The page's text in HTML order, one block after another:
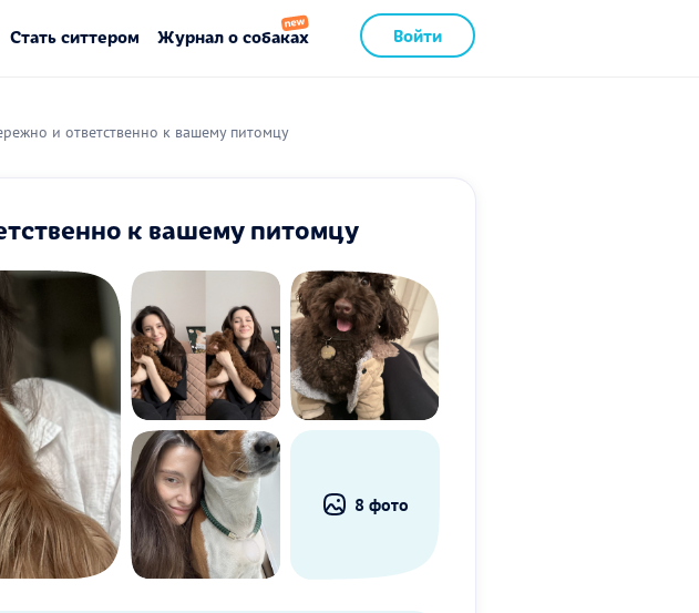
Войти
Стать ситтером Журнал о собаках
и ответственно к вашему питомцу
к вашему питомцу
8 фото